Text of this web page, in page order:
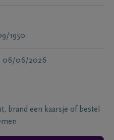
1950
06/06/2026
brand een kaarsje of bestel